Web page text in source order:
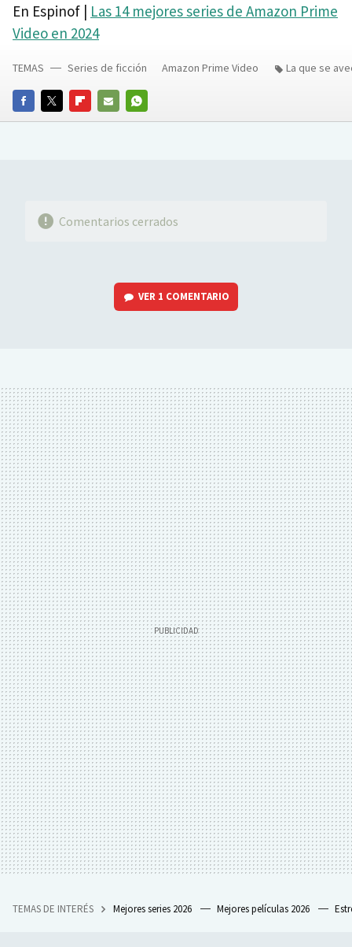
En Espinof | Las 14 mejores series de Amazon Prime
Video en 2024
FACEBOOKTWITTERFLIPBOARD
E-
WHATSAPP
TEMAS Series de ficción Amazon Prime Video La que se
Comentarios cerrados
VER 1 COMENTARIO
TEMAS DE INTERÉS Mejores series 2026 Mejores películas 2026